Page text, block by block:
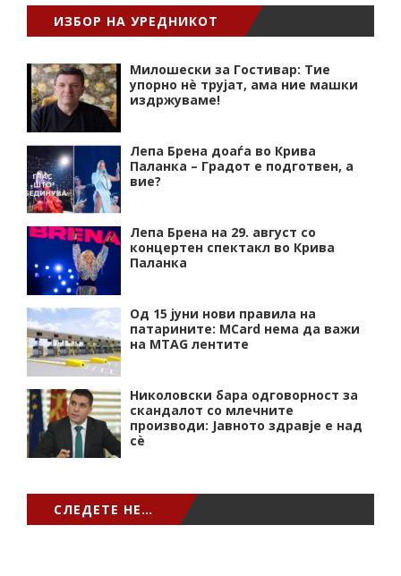
ИЗБОР НА УРЕДНИКОТ
Милошески за Гостивар: Тие
упорно нѐ трујат, ама ние машки
издржуваме!
Лепа Брена доаѓа во Крива
Паланка – Градот е подготвен, а
вие?
Лепа Брена на 29. август со
концертен спектакл во Крива
Паланка
Од 15 јуни нови правила на
патарините: MCard нема да важи
на MTAG лентите
Николовски бара одговорност за
скандалот со млечните
производи: Јавното здравје е над
сѐ
СЛЕДЕТЕ НЕ…